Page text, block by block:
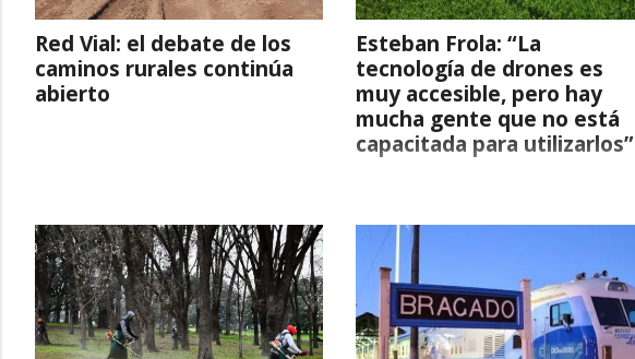
Red Vial: el debate de los
caminos rurales continúa
abierto
Esteban Frola: “La
tecnología de drones es
muy accesible, pero hay
mucha gente que no está
capacitada para utilizarlos”